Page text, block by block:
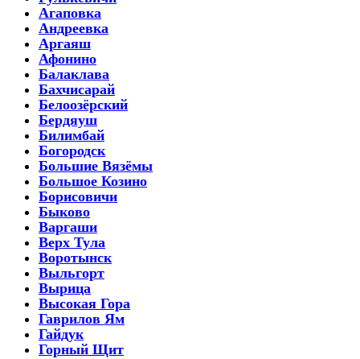
Агаповка
Андреевка
Аргаяш
Афонино
Балаклава
Бахчисарай
Белоозёрский
Бердяуш
Билимбай
Богородск
Большие Вязёмы
Большое Козино
Борисовичи
Быково
Варгаши
Верх Тула
Воротынск
Выльгорт
Вырица
Высокая Гора
Гаврилов Ям
Гайдук
Горный Щит